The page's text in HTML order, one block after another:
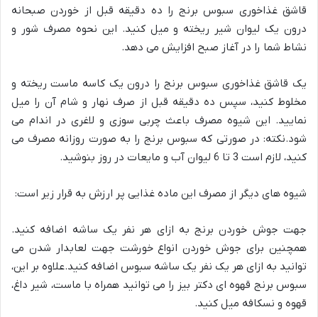
قاشق غذاخوری سبوس برنج را ده دقیقه قبل از خوردن صبحانه
درون یک لیوان شیر ریخته و میل کنید. این نحوه مصرف شور و
نشاط شما را در آغاز صبح افزایش می دهد.
یک قاشق غذاخوری سبوس برنج را درون یک کاسه ماست ریخته و
مخلوط کنید، سپس ده دقیقه قبل از صرف نهار و شام آن را میل
نمایید. این شیوه مصرف باعث چربی سوزی و لاغری در اندام می
شود.نکته: در صورتی که سبوس برنج را به صورت روزانه مصرف می
کنید، لازم است 3 تا 6 لیوان آب و مایعات در روز بنوشید.
شیوه های دیگر از مصرف این ماده غذایی پر ارزش به قرار زیر است:
جهت جوش خوردن برنج به ازای هر نفر یک ساشه اضافه کنید.
همچنین برای جوش خوردن انواع خورشت جهت لعابدار شدن می
توانید به ازای هر یک نفر یک ساشه سبوس اضافه کنید.علاوه بر این،
سبوس برنج قهوه ای دکتر بیز را می توانید همراه با ماست، شیر داغ،
قهوه و نسکافه میل کنید.